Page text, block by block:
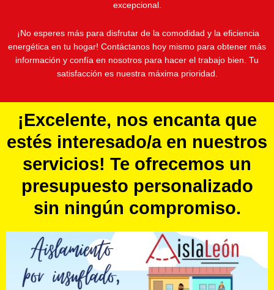
excepcional.
¡No esperes más para disfrutar de la comodidad y la eficiencia
energética en tu hogar! Contáctanos hoy mismo para obtener más
información y confía en nosotros para hacer el trabajo bien. Tu
satisfacción es nuestra máxima prioridad.
¡Excelente, nos encanta que
estés interesado/a en nuestros
servicios! Te ofrecemos un
presupuesto personalizado
sin ningún compromiso.